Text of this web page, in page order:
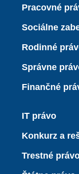
Pracovné
Sociálne
Rodinné
Správne
Finančné
IT právo
Konkurz a
Trestné